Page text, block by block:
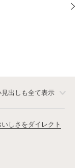
見出しも全て表示
しさをダイレクト